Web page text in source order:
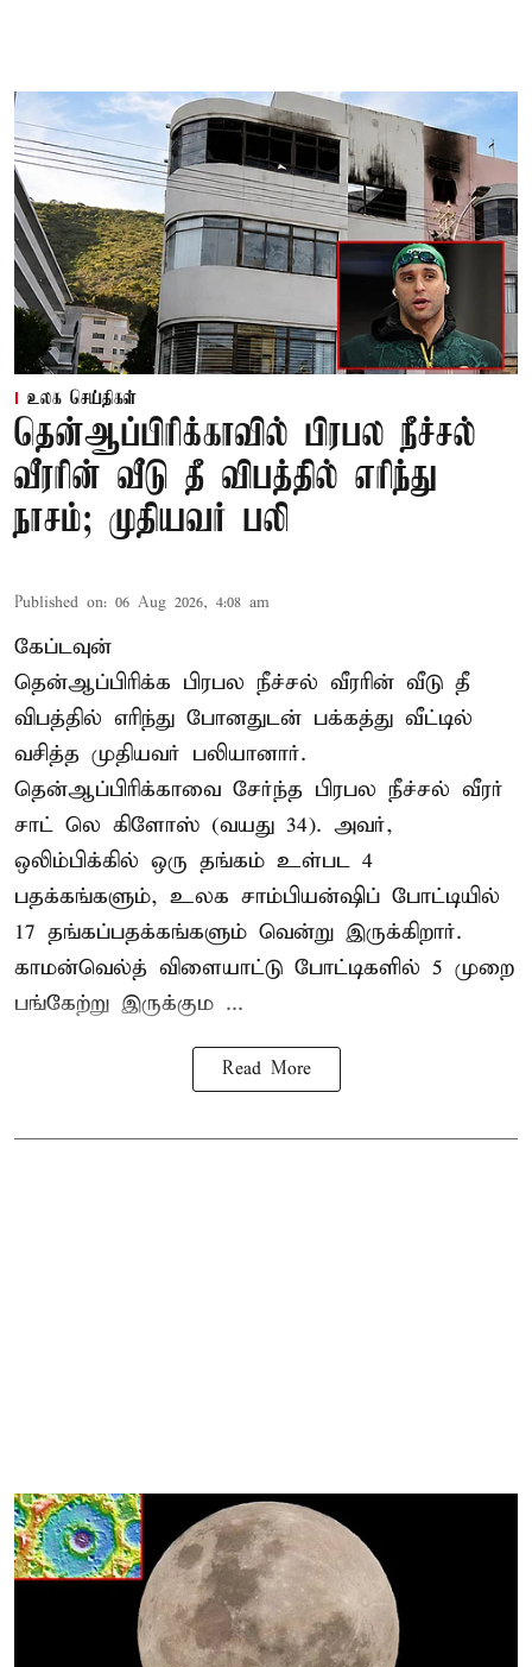
உலக செய்திகள்
தென்ஆப்பிரிக்காவில் பிரபல நீச்சல்
வீரரின் வீடு தீ விபத்தில் எரிந்து
நாசம்; முதியவர் பலி
Published on: 06 Aug 2026, 4:08 am
கேப்டவுன்
தென்ஆப்பிரிக்க பிரபல நீச்சல் வீரரின் வீடு தீ
விபத்தில் எரிந்து போனதுடன் பக்கத்து வீட்டில்
வசித்த முதியவர் பலியானார்.
தென்ஆப்பிரிக்காவை சேர்ந்த பிரபல நீச்சல் வீரர்
சாட் லெ கிளோஸ் (வயது 34). அவர்,
ஒலிம்பிக்கில் ஒரு தங்கம் உள்பட 4
பதக்கங்களும், உலக சாம்பியன்ஷிப் போட்டியில்
17 தங்கப்பதக்கங்களும் வென்று இருக்கிறார்.
காமன்வெல்த் விளையாட்டு போட்டிகளில் 5 முறை
பங்கேற்று இருக்கும ...
Read More